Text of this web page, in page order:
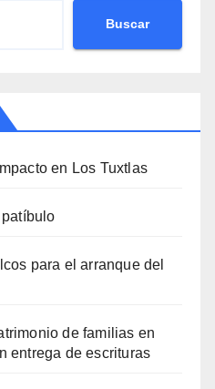
Buscar
en Los Tuxtlas
para el arranque del
de familias en
entrega de escrituras